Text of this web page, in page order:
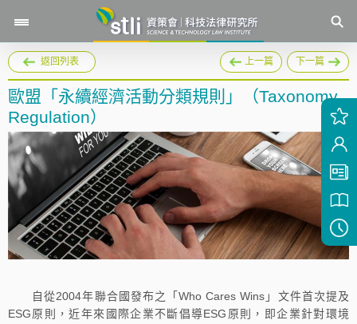
返回列表 上一篇 下一篇
歐盟「永續經濟活動分類規則」（Taxonomy
Regulation）
自從2004年聯合國發布之「Who Cares Wins」文件首次提及
ESG原則，近年來國際企業不斷倡導ESG原則，即企業針對環境